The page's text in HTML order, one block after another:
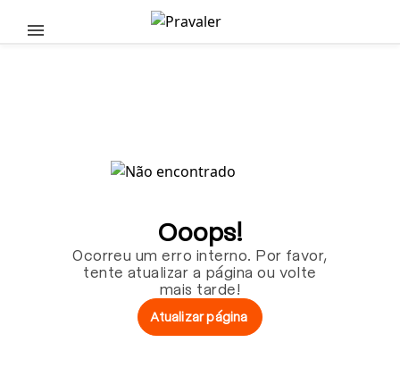
Pular para o conteúdo principal
Ooops!
Ocorreu um erro interno. Por favor,
tente atualizar a página ou volte
mais tarde!
Atualizar página